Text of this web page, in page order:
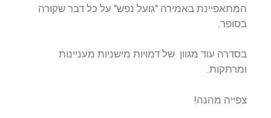
המתאפיינת באמירה "גועל נפש" על כל דבר שקורה
בסופר.
בסדרה עוד מגוון של דמויות מישניות מעניינות
ומרתקות.
צפייה מהנה!